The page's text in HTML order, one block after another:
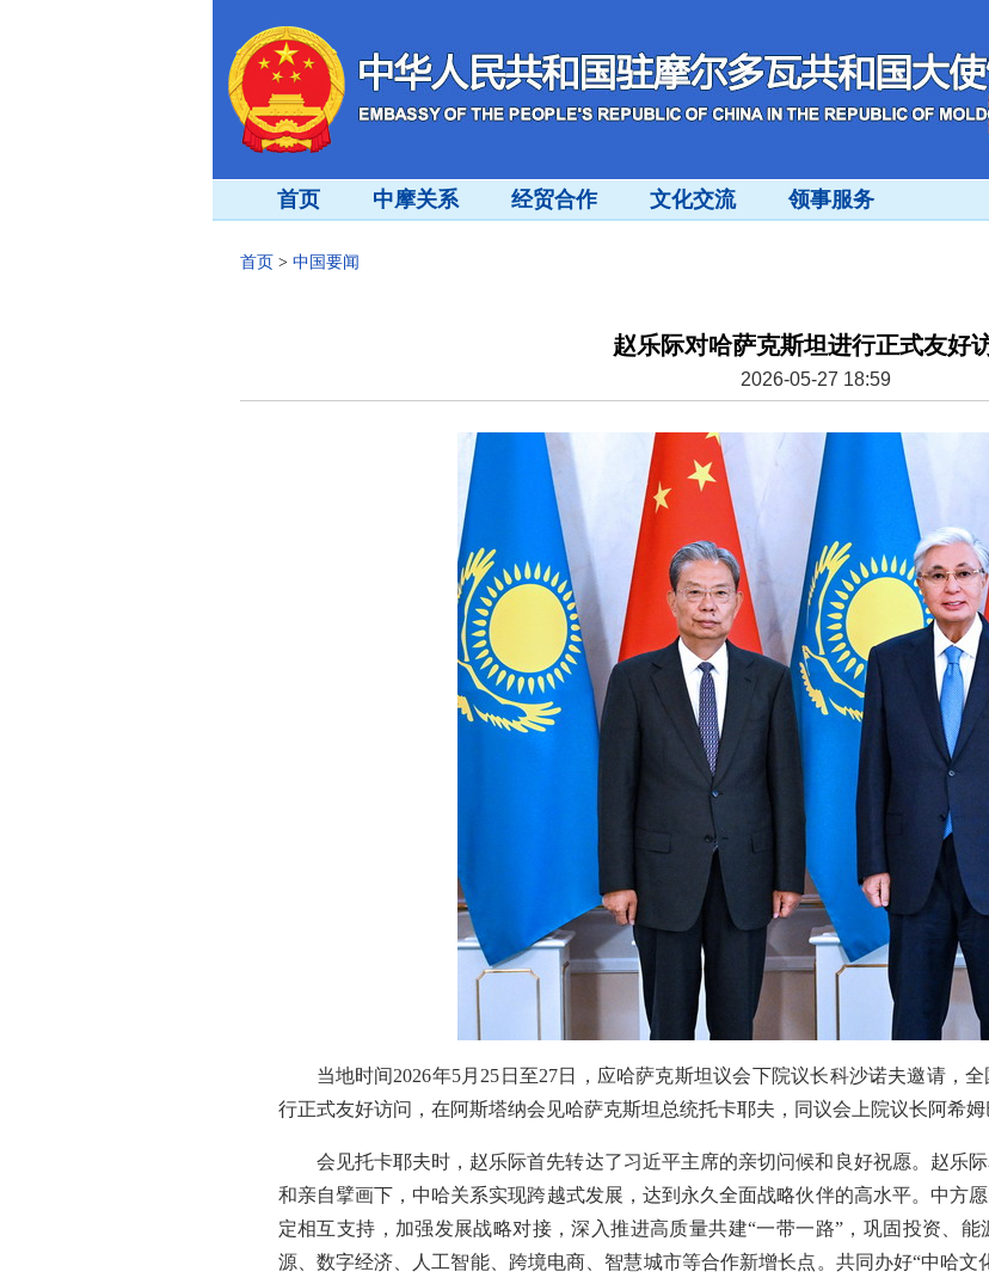
首页 中摩关系 经贸合作 文化交流 领事服务
首页 > 中国要闻
赵乐际对哈萨克斯坦进行正式友好
2026-05-27 18:59
当地时间2026年5月25日至27日，应哈萨克斯坦议会下院议长科沙诺夫邀请，
行正式友好访问，在阿斯塔纳会见哈萨克斯坦总统托卡耶夫，同议会上院议长阿希
会见托卡耶夫时，赵乐际首先转达了习近平主席的亲切问候和良好祝愿。赵乐
和亲自擘画下，中哈关系实现跨越式发展，达到永久全面战略伙伴的高水平。中方
定相互支持，加强发展战略对接，深入推进高质量共建“一带一路”，巩固投资、
源、数字经济、人工智能、跨境电商、智慧城市等合作新增长点。共同办好“中哈